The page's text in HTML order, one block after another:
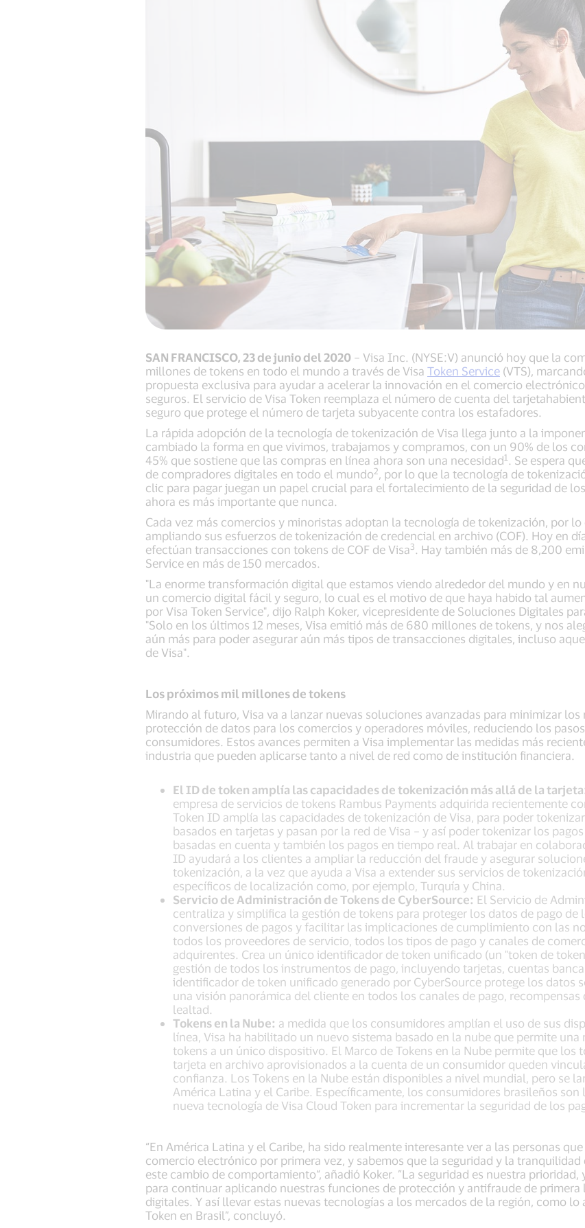
SAN FRANCISCO, 23 de junio del 2020 – Visa Inc. (NYSE:V) anunció hoy que la
millones de tokens en todo el mundo a través de Visa Token Service (VTS),
propuesta exclusiva para ayudar a acelerar la innovación en el comercio
seguros. El servicio de Visa Token reemplaza el número de cuenta del
seguro que protege el número de tarjeta subyacente contra los estafadores.
La rápida adopción de la tecnología de tokenización de Visa llega junto a la
cambiado la forma en que vivimos, trabajamos y compramos, con un 90% de los
45% que sostiene que las compras en línea ahora son una necesidad1 . Se espera
de compradores digitales en todo el mundo2 , por lo que la tecnología de
clic para pagar juegan un papel crucial para el fortalecimiento de la seguridad de
ahora es más importante que nunca.
Cada vez más comercios y minoristas adoptan la tecnología de tokenización, por lo
ampliando sus esfuerzos de tokenización de credencial en archivo (COF). Hoy en
efectúan transacciones con tokens de COF de Visa3 . Hay también más de 8,200
Service en más de 150 mercados.
"La enorme transformación digital que estamos viendo alrededor del mundo y en
un comercio digital fácil y seguro, lo cual es el motivo de que haya habido tal
por Visa Token Service", dijo Ralph Koker, vicepresidente de Soluciones Digitales
"Solo en los últimos 12 meses, Visa emitió más de 680 millones de tokens, y nos
aún más para poder asegurar aún más tipos de transacciones digitales, incluso
de Visa".
Los próximos mil millones de tokens
Mirando al futuro, Visa va a lanzar nuevas soluciones avanzadas para minimizar
protección de datos para los comercios y operadores móviles, reduciendo los
consumidores. Estos avances permiten a Visa implementar las medidas más
industria que pueden aplicarse tanto a nivel de red como de institución financiera.
El ID de token amplía las capacidades de tokenización más allá de la
empresa de servicios de tokens Rambus Payments adquirida recientemente
Token ID amplía las capacidades de tokenización de Visa, para poder
basados en tarjetas y pasan por la red de Visa – y así poder tokenizar los
basadas en cuenta y también los pagos en tiempo real. Al trabajar en
ID ayudará a los clientes a ampliar la reducción del fraude y asegurar
tokenización, a la vez que ayuda a Visa a extender sus servicios de
específicos de localización como, por ejemplo, Turquía y China.
Servicio de Administración de Tokens de CyberSource: El Servicio de
centraliza y simplifica la gestión de tokens para proteger los datos de pago de
conversiones de pagos y facilitar las implicaciones de cumplimiento con las
todos los proveedores de servicio, todos los tipos de pago y canales de
adquirentes. Crea un único identificador de token unificado (un "token de
gestión de todos los instrumentos de pago, incluyendo tarjetas, cuentas
identificador de token unificado generado por CyberSource protege los datos
una visión panorámica del cliente en todos los canales de pago,
lealtad.
Tokens en la Nube: a medida que los consumidores amplían el uso de sus
línea, Visa ha habilitado un nuevo sistema basado en la nube que permite
tokens a un único dispositivo. El Marco de Tokens en la Nube permite que los
tarjeta en archivo aprovisionados a la cuenta de un consumidor queden
confianza. Los Tokens en la Nube están disponibles a nivel mundial, pero se
América Latina y el Caribe. Específicamente, los consumidores brasileños
nueva tecnología de Visa Cloud Token para incrementar la seguridad de los
“En América Latina y el Caribe, ha sido realmente interesante ver a las personas
comercio electrónico por primera vez, y sabemos que la seguridad y la
este cambio de comportamiento“, añadió Koker. ”La seguridad es nuestra
para continuar aplicando nuestras funciones de protección y antifraude de primera
digitales. Y así llevar estas nuevas tecnologías a los mercados de la región, como
Token en Brasil”, concluyó.